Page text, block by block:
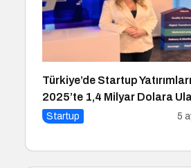
Türkiye’de Startup Yatırımları
2025’te 1,4 Milyar Dolara
Startup 5